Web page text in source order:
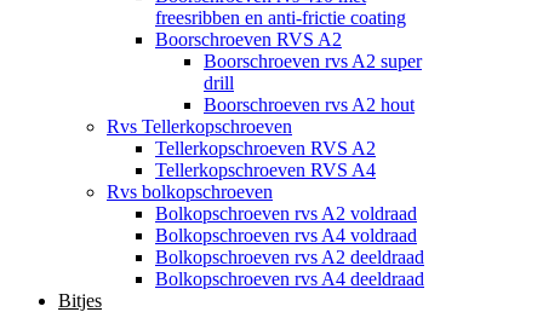
freesribben en anti-frictie coating
Boorschroeven RVS A2
Boorschroeven rvs A2 super
drill
Boorschroeven rvs A2 hout
Rvs Tellerkopschroeven
Tellerkopschroeven RVS A2
Tellerkopschroeven RVS A4
Rvs bolkopschroeven
Bolkopschroeven rvs A2 voldraad
Bolkopschroeven rvs A4 voldraad
Bolkopschroeven rvs A2 deeldraad
Bolkopschroeven rvs A4 deeldraad
Bitjes